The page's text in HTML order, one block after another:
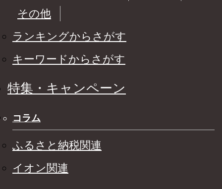
その他
ランキングからさがす
キーワードからさがす
特集・キャンペーン
コラム
ふるさと納税関連
イオン関連